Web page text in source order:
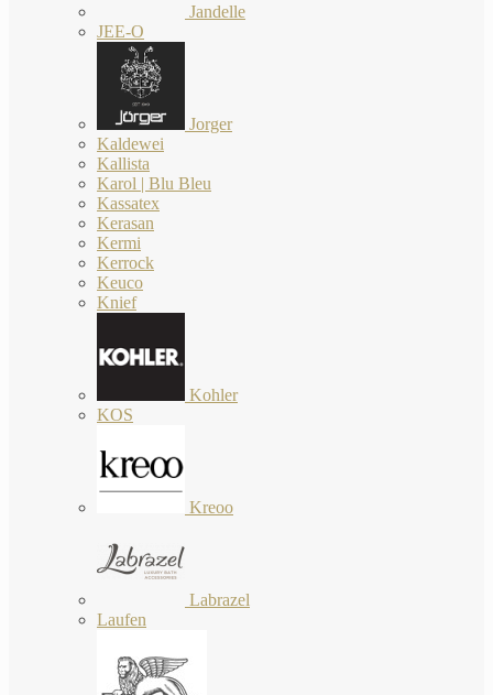
Jandelle
JEE-O
Jorger
Kaldewei
Kallista
Karol | Blu Bleu
Kassatex
Kerasan
Kermi
Kerrock
Keuco
Knief
Kohler
KOS
Kreoo
Labrazel
Laufen